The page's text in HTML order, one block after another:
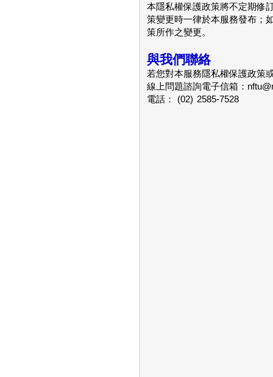
本隱私權保護政策將不定期修
策變更時一律於本服務發布；
策所作之變更。
與我們聯絡
若您對本服務隱私權保護政策
線上問題諮詢電子信箱：
電話： (02) 2585-7528